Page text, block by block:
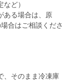
ど）
ある場合は、原
合はご相談くださ
、そのまま冷凍庫